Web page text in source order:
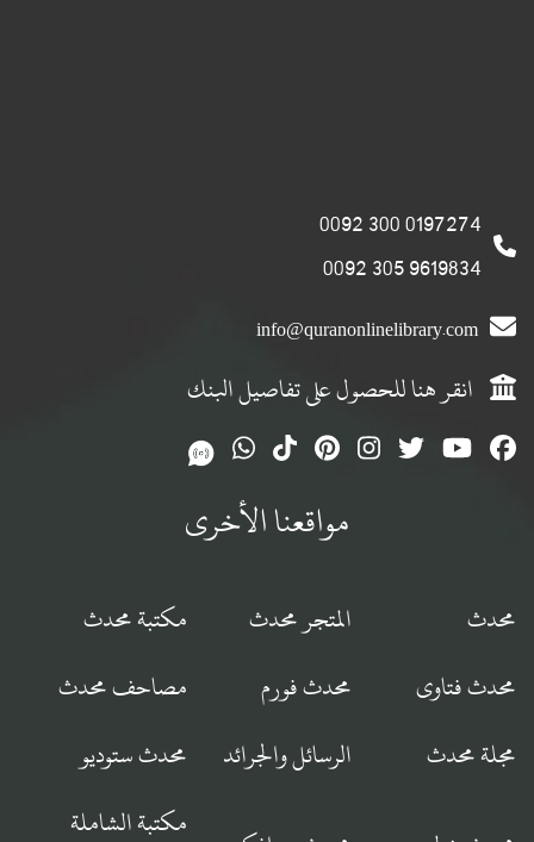
0197274 300 0092
9619834 305 0092
info@quranonlinelibrary.com
انقر هنا للحصول على تفاصيل البنك
مواقعنا الأخرى
محدث المتجر محدث
مكتبة محدث
محدث فتاوى
محدث فورم
مصاحف محدث
مجلة محدث
الرسائل والجرائد محدث ستوديو
مكتبة الشاملة